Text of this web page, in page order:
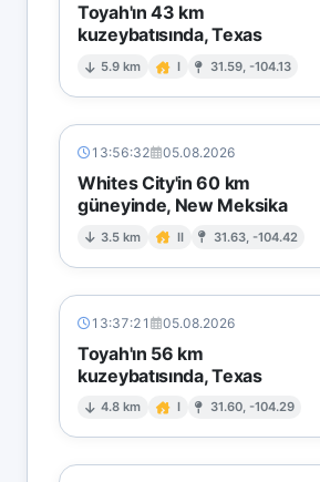
Toyah'ın 43 km
kuzeybatısında, Texas
5.9 km I 31.59, -104.13
13:56:32 05.08.2026
Whites City'in 60 km
güneyinde, New Meksika
3.5 km II 31.63, -104.42
13:37:21 05.08.2026
Toyah'ın 56 km
kuzeybatısında, Texas
4.8 km I 31.60, -104.29